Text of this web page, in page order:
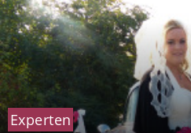
Experten